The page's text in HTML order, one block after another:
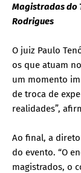
Magistradas do
Rodrigues
O juiz Paulo
os que atuam
um momento
de troca de
realidades”,
Ao final, a
do evento. “O
magistrados, o